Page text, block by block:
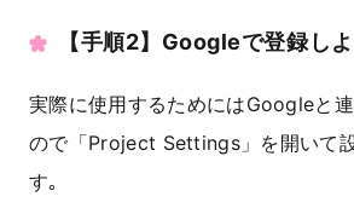
【手順2】Googleで登録しよ
実際に使用するためにはGoogleと
ので「Project Settings」を開いて
す｡